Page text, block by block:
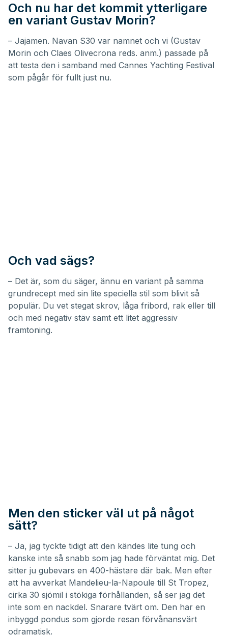
Och nu har det kommit ytterligare
en variant Gustav Morin?
– Jajamen. Navan S30 var namnet och vi (Gustav
Morin och Claes Olivecrona reds. anm.) passade på
att testa den i samband med Cannes Yachting Festival
som pågår för fullt just nu.
Och vad sägs?
– Det är, som du säger, ännu en variant på samma
grundrecept med sin lite speciella stil som blivit så
populär. Du vet stegat skrov, låga fribord, rak eller till
och med negativ stäv samt ett litet aggressiv
framtoning.
Men den sticker väl ut på något
sätt?
– Ja, jag tyckte tidigt att den kändes lite tung och
kanske inte så snabb som jag hade förväntat mig. Det
sitter ju gubevars en 400-hästare där bak. Men efter
att ha avverkat Mandelieu-la-Napoule till St Tropez,
cirka 30 sjömil i stökiga förhållanden, så ser jag det
inte som en nackdel. Snarare tvärt om. Den har en
inbyggd pondus som gjorde resan förvånansvärt
odramatisk.